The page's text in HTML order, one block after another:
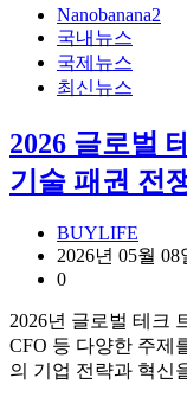
Nanobanana2
국내뉴스
국제뉴스
최신뉴스
2026 글로벌
기술 패권 전
BUYLIFE
2026년 05월 08
0
2026년 글로벌 테크
CFO 등 다양한 주제
의 기업 전략과 혁신